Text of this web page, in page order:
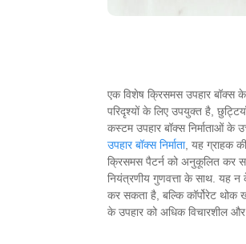
एक विशेष क्रिसमस उपहार बॉक्स
परिदृश्यों के लिए उपयुक्त है,
कस्टम उपहार बॉक्स निर्माताओं के
उपहार बॉक्स निर्माता, यह ग्राहक
क्रिसमस पैटर्न को अनुकूलित कर
नियंत्रणीय गुणवत्ता के साथ. यह न
कर सकता है, बल्कि कॉर्पोरेट
के उपहार को अधिक विचारशील और